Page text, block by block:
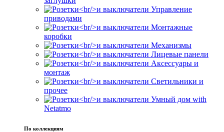
Управление
приводами
Монтажные
коробки
Механизмы
Лицевые панели
Аксессуары и
монтаж
Светильники и
прочее
Умный дом with
Netatmo
По коллекциям